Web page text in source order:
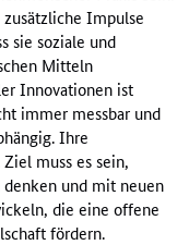
Impulse
sie soziale und
Mitteln
Innovationen ist
immer messbar und
Ihre
muss es sein,
und mit neuen
die eine offene
fördern.